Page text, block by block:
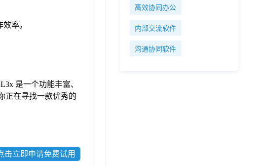
率。
是一个功能丰富、
正在寻找一款优秀的
击立即申请免费试用
高效协同办公
内部交流软件
沟通协同软件